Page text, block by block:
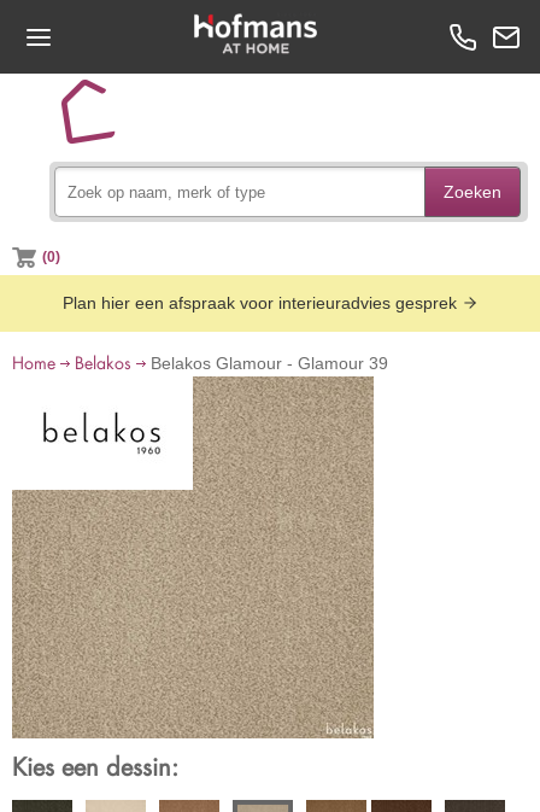
Zoeken
(0)
Plan hier een afspraak voor interieuradvies gesprek
Home Belakos Belakos Glamour - Glamour 39
Kies een dessin: